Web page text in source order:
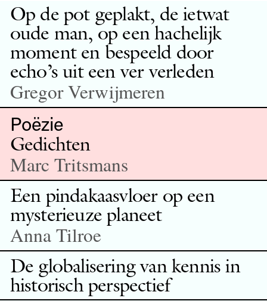
Op de pot geplakt, de ietwat
oude man, op een hachelijk
moment en bespeeld door
echo’s uit een ver verleden
Gregor Verwijmeren
Poëzie
Gedichten
Marc Tritsmans
Een pindakaasvloer op een
mysterieuze planeet
Anna Tilroe
De globalisering van kennis in
historisch perspectief